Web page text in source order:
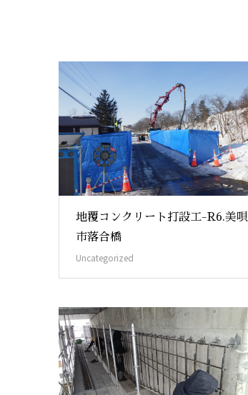
地覆コンクリート打設工-R6.美唄
市落合橋
Uncategorized